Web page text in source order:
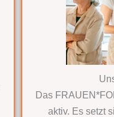
Das
aktiv. Es setzt